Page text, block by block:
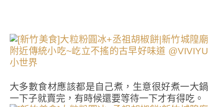
大多數食材應該都是自己煮，生意很好煮一大鍋
一下子就賣完，有時候還要等待一下才有得吃。